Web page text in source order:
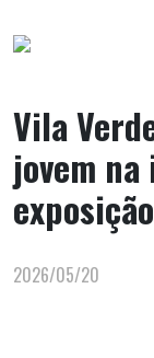
Vila
jovem
2026/05/20